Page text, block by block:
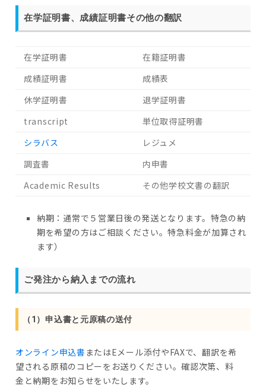
在学証明書、成績証明書その他の翻訳
在学証明書
在籍証明書
成績証明書
成績表
休学証明書
退学証明書
transcript
単位取得証明書
シラバス
レジュメ
調査書
内申書
Academic Results
その他学校文書の翻訳
納期：通常で５営業日後の発送となります。特急の納
期を希望の方はご相談ください。特急料金が加算され
ます）
ご発注から納入までの流れ
（1）申込書と元原稿の送付
オンライン申込書 またはEメール添付やFAXで、翻訳を希
望される原稿のコピーをお送りください。確認次第、料
金と納期をお知らせをいたします。